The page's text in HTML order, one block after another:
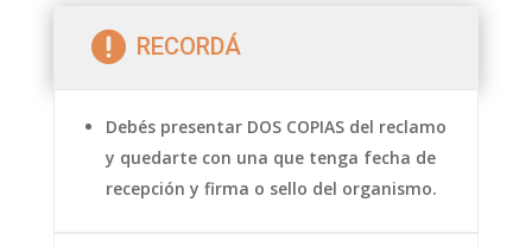
 RECORDÁ
Debés presentar DOS COPIAS del reclamo
y quedarte con una que tenga fecha de
recepción y firma o sello del organismo.